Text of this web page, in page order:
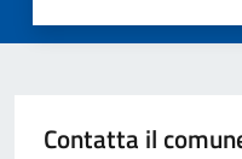
Contatta il